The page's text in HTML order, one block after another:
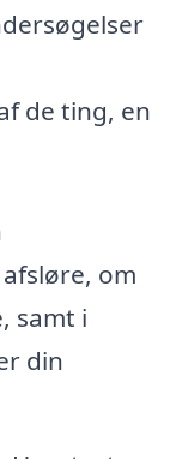
de ting, en
om
samt i
din